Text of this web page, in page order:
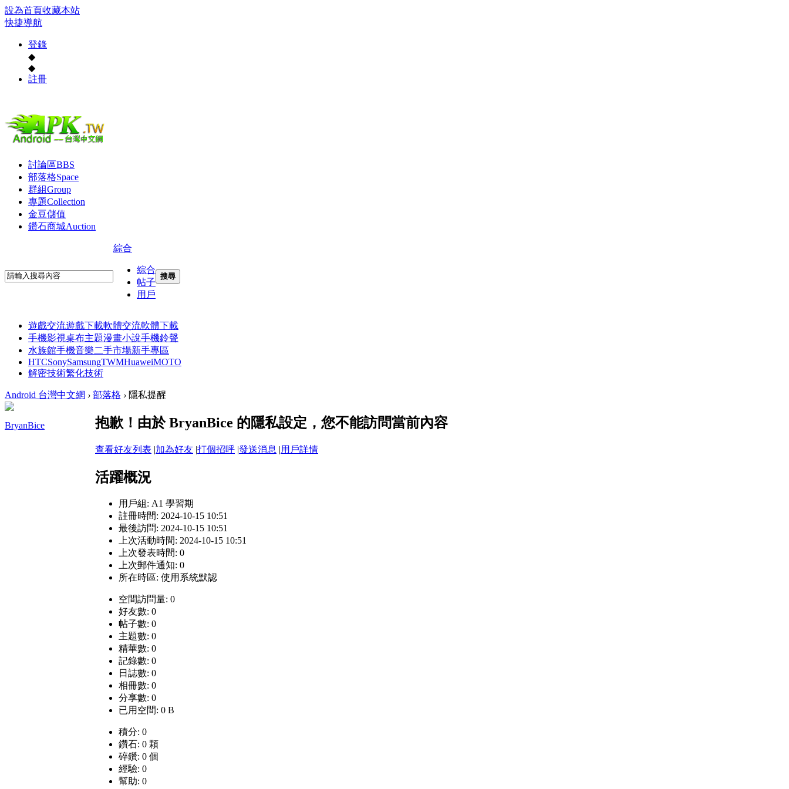
設為首頁收藏本站
快捷導航
登錄
◆
◆
註冊
討論區BBS
部落格Space
群組Group
專題Collection
金豆儲值
鑽石商城Auction
綜合
綜合
帖子
用戶
搜尋
遊戲交流遊戲下載軟體交流軟體下載
手機影視桌布主題漫畫小說手機鈴聲
水族館手機音樂二手市場新手專區
HTCSonySamsungTWMHuaweiMOTO
解密技術繁化技術
Android 台灣中文網 › 部落格 › 隱私提醒
BryanBice 抱歉！由於 BryanBice 的隱私設定，您不能訪問當前內容
查看好友列表 |加為好友 |打個招呼 |發送消息 |用戶詳情
活躍概況
用戶組: A1 學習期
註冊時間: 2024-10-15 10:51
最後訪問: 2024-10-15 10:51
上次活動時間: 2024-10-15 10:51
上次發表時間: 0
上次郵件通知: 0
所在時區: 使用系統默認
空間訪問量: 0
好友數: 0
帖子數: 0
主題數: 0
精華數: 0
記錄數: 0
日誌數: 0
相冊數: 0
分享數: 0
已用空間: 0 B
積分: 0
鑽石: 0 顆
碎鑽: 0 個
經驗: 0
幫助: 0